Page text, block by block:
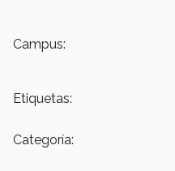
Campus:
Etiquetas:
Categoría: